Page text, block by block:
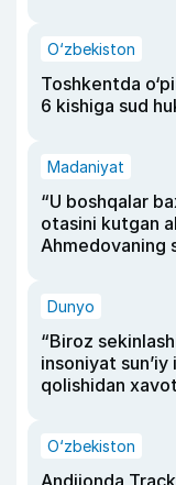
O‘zbekiston
Toshkentda
6 kishiga sud
Madaniyat
“U boshqalar
otasini kutgan
Ahmedovaning
Dunyo
“Biroz
insoniyat
qolishidan
O‘zbekiston
Andijonda